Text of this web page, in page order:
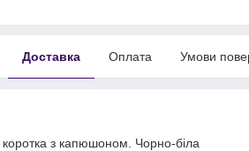
Доставка Оплата Умови
коротка з капюшоном. Чорно-біла